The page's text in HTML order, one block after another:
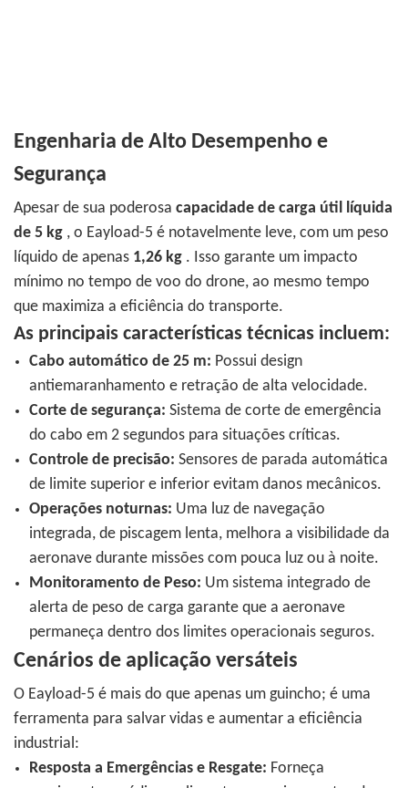
Engenharia de Alto Desempenho e
Segurança
Apesar de sua poderosa capacidade de carga útil líquida
de 5 kg , o Eayload-5 é notavelmente leve, com um peso
líquido de apenas 1,26 kg . Isso garante um impacto
mínimo no tempo de voo do drone, ao mesmo tempo
que maximiza a eficiência do transporte.
As principais características técnicas incluem:
Cabo automático de 25 m: Possui design
antiemaranhamento e retração de alta velocidade.
Corte de segurança: Sistema de corte de emergência
do cabo em 2 segundos para situações críticas.
Controle de precisão: Sensores de parada automática
de limite superior e inferior evitam danos mecânicos.
Operações noturnas: Uma luz de navegação
integrada, de piscagem lenta, melhora a visibilidade da
aeronave durante missões com pouca luz ou à noite.
Monitoramento de Peso: Um sistema integrado de
alerta de peso de carga garante que a aeronave
permaneça dentro dos limites operacionais seguros.
Cenários de aplicação versáteis
O Eayload-5 é mais do que apenas um guincho; é uma
ferramenta para salvar vidas e aumentar a eficiência
industrial:
Resposta a Emergências e Resgate: Forneça